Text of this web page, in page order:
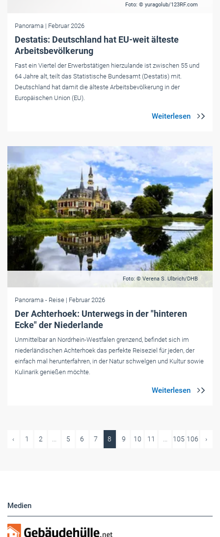
Foto: © yuragolub/123RF.com
Panorama | Februar 2026
Destatis: Deutschland hat EU-weit älteste
Arbeitsbevölkerung
Fast ein Viertel der Erwerbstätigen hierzulande ist zwischen 55 und
64 Jahre alt, teilt das Statistische Bundesamt (Destatis) mit.
Deutschland hat damit die älteste Arbeitsbevölkerung in der
Europäischen Union (EU).
Foto: © Verena S. Ulbrich/DHB
Panorama - Reise | Februar 2026
Der Achterhoek: Unterwegs in der "hinteren
Ecke" der Niederlande
Unmittelbar an Nordrhein-Westfalen grenzend, befindet sich im
niederländischen Achterhoek das perfekte Reiseziel für jeden, der
einfach mal herunterfahren, in der Natur schwelgen und Kultur sowie
Kulinarik genießen möchte.
‹ 1 2 ... 5 6 7 8 9 10 11 ... 105 106 ›
Medien